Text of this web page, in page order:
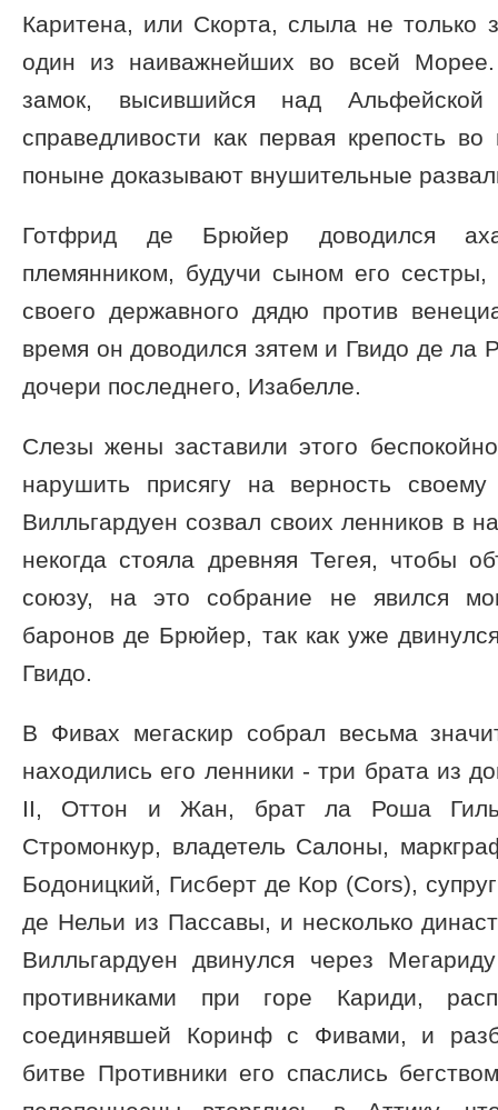
Каритена, или Скорта, слыла не
один из наиважнейших во всей
замок, высившийся над
справедливости как первая крепость
поныне доказывают внушительные
Готфрид де Брюйер доводился
племянником, будучи сыном его
своего державного дядю против
время он доводился зятем и Гвидо де ла
дочери последнего, Изабелле.
Слезы жены заставили этого
нарушить присягу на верность
Вилльгардуен созвал своих ленников в
некогда стояла древняя Тегея, чтобы
союзу, на это собрание не явился
баронов де Брюйер, так как уже
Гвидо.
В Фивах мегаскир собрал весьма
находились его ленники - три брата из
II, Оттон и Жан, брат ла Роша
Стромонкур, владетель Салоны,
Бодоницкий, Гисберт де Кор (Cors),
де Нельи из Пассавы, и несколько
Вилльгардуен двинулся через
противниками при горе Кариди,
соединявшей Коринф с Фивами, и
битве Противники его спаслись